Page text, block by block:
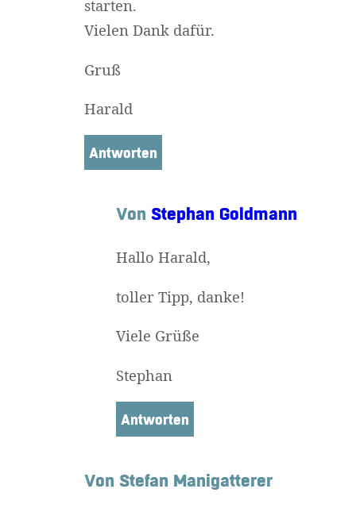
starten.
Vielen Dank dafür.
Gruß
Harald
Antworten
Von Stephan Goldmann
Hallo Harald,
toller Tipp, danke!
Viele Grüße
Stephan
Antworten
Von Stefan Manigatterer
Widerruf bestätigen